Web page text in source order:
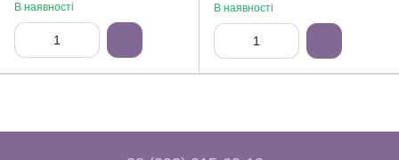
В наявності В наявності